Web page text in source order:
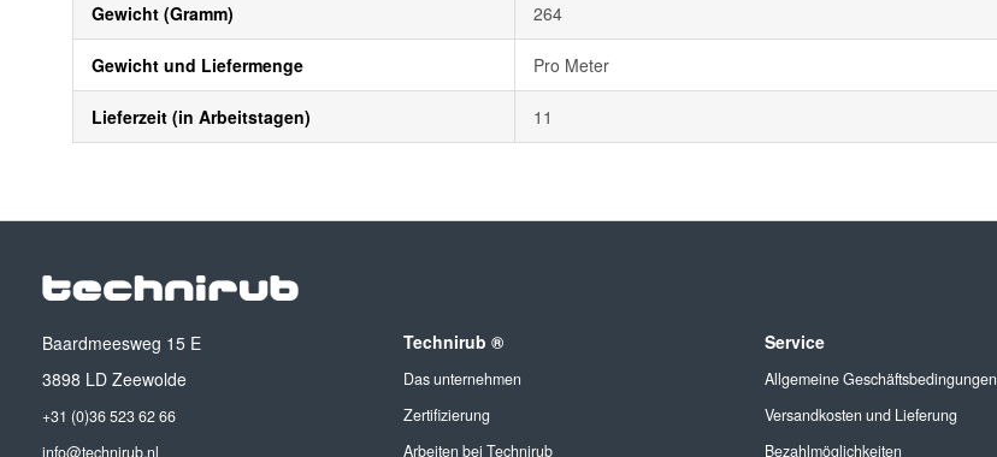
Gewicht (Gramm) 264
Gewicht und Liefermenge Pro Meter
Lieferzeit (in Arbeitstagen) 11
Baardmeesweg 15 E
3898 LD Zeewolde
+31 (0)36 523 62 66
info@technirub.nl
Technirub ®
Das unternehmen
Zertifizierung
Arbeiten bei Technirub
Service
Allgemeine Geschäftsbedingungen
Versandkosten und Lieferung
Bezahlmöglichkeiten